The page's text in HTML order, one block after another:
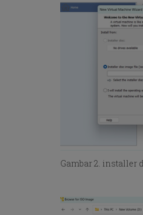
Gambar 2. installer